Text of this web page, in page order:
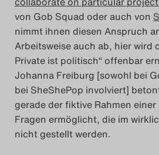
Das
2019
Das
Das
von Gob Squad oder auch von
nimmt ihnen diesen Anspruch
Arbeitsweise auch ab, hier wird
Private ist politisch“ offenbar
Johanna Freiburg [sowohl bei
bei SheShePop involviert]
gerade der fiktive Rahmen
Fragen ermöglicht, die im
nicht gestellt werden.